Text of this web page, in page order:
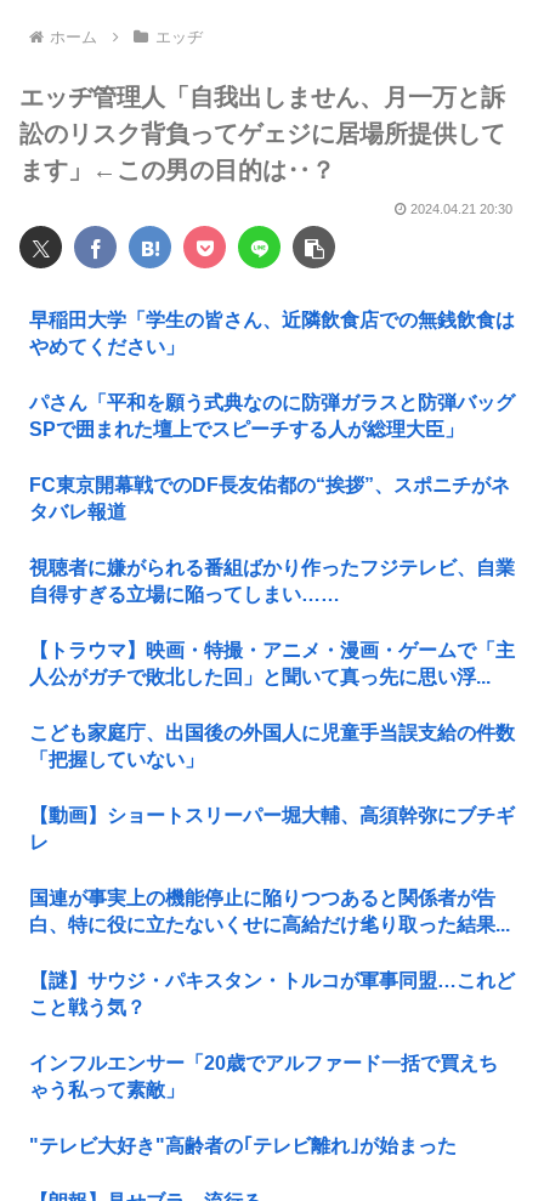
ホーム エッヂ
エッヂ管理人「自我出しません、月一万と訴
訟のリスク背負ってゲェジに居場所提供して
ます」←この男の目的は‥？
2024.04.21 20:30
早稲田大学「学生の皆さん、近隣飲食店での無銭飲食は
やめてください」
パさん「平和を願う式典なのに防弾ガラスと防弾バッグ
SPで囲まれた壇上でスピーチする人が総理大臣」
FC東京開幕戦でのDF長友佑都の“挨拶”、スポニチがネ
タバレ報道
視聴者に嫌がられる番組ばかり作ったフジテレビ、自業
自得すぎる立場に陥ってしまい……
【トラウマ】映画・特撮・アニメ・漫画・ゲームで「主
人公がガチで敗北した回」と聞いて真っ先に思い浮...
こども家庭庁、出国後の外国人に児童手当誤支給の件数
「把握していない」
【動画】ショートスリーパー堀大輔、高須幹弥にブチギ
レ
国連が事実上の機能停止に陥りつつあると関係者が告
白、特に役に立たないくせに高給だけ毟り取った結果...
【謎】サウジ・パキスタン・トルコが軍事同盟…これど
こと戦う気？
インフルエンサー「20歳でアルファード一括で買えち
ゃう私って素敵」
"テレビ大好き"高齢者の｢テレビ離れ｣が始まった